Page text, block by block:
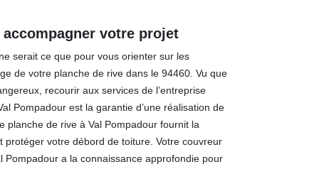
votre projet
serait ce que pour vous orienter sur les
de votre planche de rive dans le 94460. Vu que
recourir aux services de l’entreprise
Pompadour est la garantie d’une réalisation de
planche de rive à Val Pompadour fournit la
protéger votre débord de toiture. Votre couvreur
Pompadour a la connaissance approfondie pour